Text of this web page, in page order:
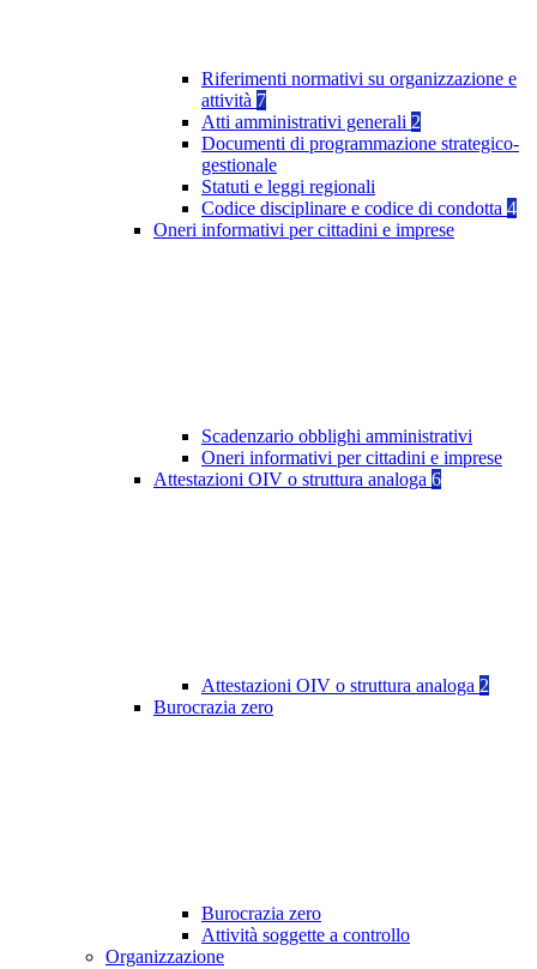
Riferimenti normativi su organizzazione e
attività 7
Atti amministrativi generali 2
Documenti di programmazione strategico-
gestionale
Statuti e leggi regionali
Codice disciplinare e codice di condotta 4
Oneri informativi per cittadini e imprese
Scadenzario obblighi amministrativi
Oneri informativi per cittadini e imprese
Attestazioni OIV o struttura analoga 6
Attestazioni OIV o struttura analoga 2
Burocrazia zero
Burocrazia zero
Attività soggette a controllo
Organizzazione